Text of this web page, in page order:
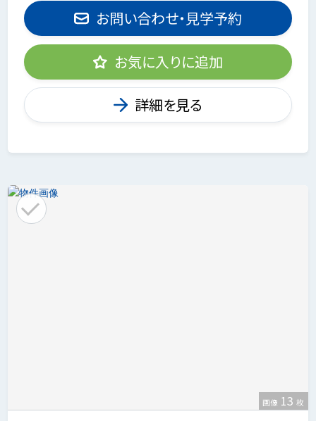
お問い合わせ・見学予約
お気に入りに追加
詳細を見る
画像 13 枚